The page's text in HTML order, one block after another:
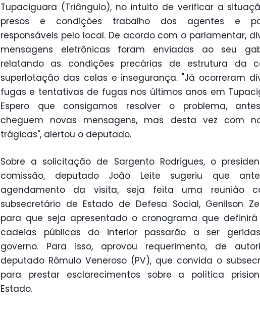
Tupaciguara (Triângulo), no intuito de verificar a
presos e condições trabalho dos agentes e
responsáveis pelo local. De acordo com o parlamentar,
mensagens eletrônicas foram enviadas ao seu
relatando as condições precárias de estrutura da
superlotação das celas e insegurança. "Já ocorreram
fugas e tentativas de fugas nos últimos anos em
Espero que consigamos resolver o problema,
cheguem novas mensagens, mas desta vez com
trágicas", alertou o deputado.
Sobre a solicitação de Sargento Rodrigues, o
comissão, deputado João Leite sugeriu que
agendamento da visita, seja feita uma reunião
subsecretário de Estado de Defesa Social, Genilson
para que seja apresentado o cronograma que definirá
cadeias públicas do interior passarão a ser
governo. Para isso, aprovou requerimento, de
deputado Rômulo Veneroso (PV), que convida o
para prestar esclarecimentos sobre a política
Estado.